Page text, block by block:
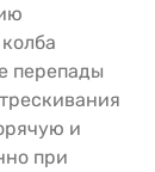
перепады
и
при